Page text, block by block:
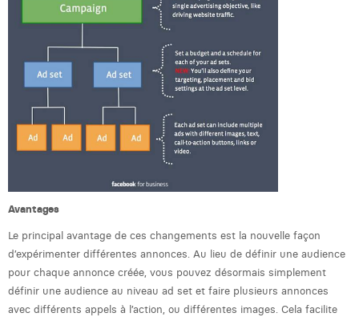
Lucas Taels
Margaux Marien
Margaux Snakkers
Mathias Segers
Olivia Lohest
Pieter Maesmans
Sebastiaan Reeskamp
Avantages
Le principal avantage de ces changements est la nouvelle façon
d’expérimenter différentes annonces. Au lieu de définir une audience
pour chaque annonce créée, vous pouvez désormais simplement
définir une audience au niveau ad set et faire plusieurs annonces
avec différents appels à l’action, ou différentes images. Cela facilite